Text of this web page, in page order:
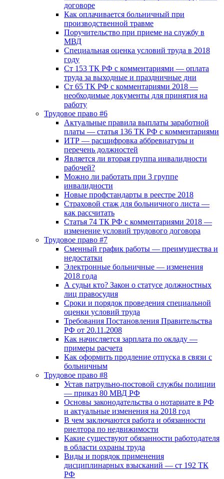
договоре
Как оплачивается больничный при
производственной травме
Поручительство при приеме на службу в
МВД
Специальная оценка условий труда в 2018
году
Ст 153 ТК РФ с комментариями — оплата
труда за выходные и праздничные дни
Ст 65 ТК РФ с комментариями 2018 —
необходимые документы для принятия на
работу
Трудовое право #6
Актуальные правила выплаты заработной
платы — статья 136 ТК РФ с комментариями
ИТР — расшифровка аббревиатуры и
перечень должностей
Является ли вторая группа инвалидности
рабочей?
Можно ли работать при 3 группе
инвалидности
Новые профстандарты в реестре 2018
Страховой стаж для больничного листа —
как рассчитать
Статья 74 ТК РФ с комментариями 2018 —
изменение условий трудового договора
Трудовое право #7
Сменный график работы — преимущества и
недостатки
Электронные больничные — изменения
2018 года
А судьи кто? Закон о статусе должностных
лиц правосудия
Сроки и порядок проведения специальной
оценки условий труда
Требования Постановления Правительства
РФ от 20.11.2008
Как начисляется зарплата по окладу —
примеры расчета
Как оформить продление отпуска в связи с
больничным
Трудовое право #8
Устав патрульно-постовой службы полиции
— приказ 80 МВД РФ
Основы законодательства о нотариате в РФ
и актуальные изменения на 2018 год
В чем заключаются работа и обязанности
риелтора по недвижимости
Какие существуют обязанности работодателя
в области охраны труда
Виды и порядок применения
дисциплинарных взысканий — ст 192 ТК
РФ